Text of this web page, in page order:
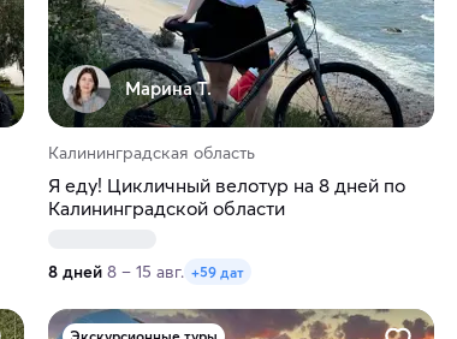
Марина Т.
Калининградская область
Я еду! Цикличный велотур на 8 дней по
Калининградской области
8 дней 8 – 15 авг. +59 дат